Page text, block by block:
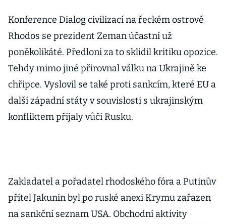
Konference Dialog civilizací na řeckém ostrově
Rhodos se prezident Zeman účastní už
poněkolikáté. Předloni za to sklidil kritiku opozice.
Tehdy mimo jiné přirovnal válku na Ukrajině ke
chřipce. Vyslovil se také proti sankcím, které EU a
další západní státy v souvislosti s ukrajinským
konfliktem přijaly vůči Rusku.
Zakladatel a pořadatel rhodoského fóra a Putinův
přítel Jakunin byl po ruské anexi Krymu zařazen
na sankční seznam USA. Obchodní aktivity